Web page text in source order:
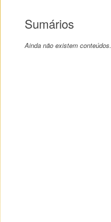
Sumários
Ainda não existem conteúdos.